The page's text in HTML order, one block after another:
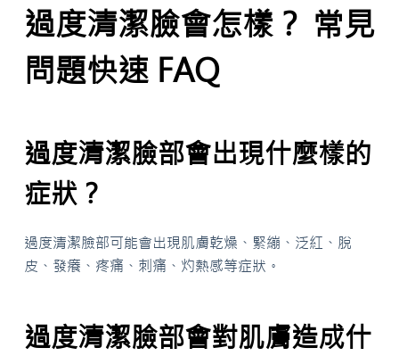
過度清潔臉會怎樣？ 常見
問題快速 FAQ
過度清潔臉部會出現什麼樣的
症狀？
過度清潔臉部可能會出現肌膚乾燥、緊繃、泛紅、脫
皮、發癢、疼痛、刺痛、灼熱感等症狀。
過度清潔臉部會對肌膚造成什